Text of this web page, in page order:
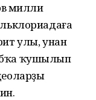
милли
улы, унан
ҡушылып